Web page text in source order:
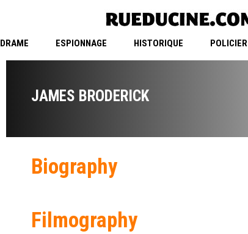
DRAME ESPIONNAGE HISTORIQUE POLICIER
JAMES BRODERICK
Biography
Filmography